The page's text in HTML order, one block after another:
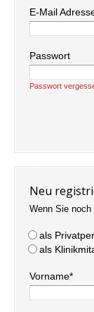
E-Mail
Passwort
Passwort
Neu
Wenn Sie noch
als
als
Vorname*